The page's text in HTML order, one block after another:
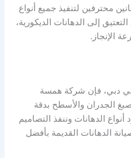
محترفين لتنفيذ جميع أنواع
إلى الدهانات الديكورية،
الإنجاز.
دبي، فإن شركة همسة
الجدران والأسطح بدقة
الدهانات وننفذ التصاميم
الدهانات القديمة بأفضل